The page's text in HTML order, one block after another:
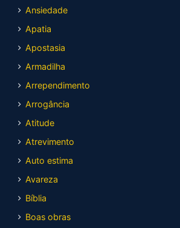
Ansiedade
Apatia
Apostasia
Armadilha
Arrependimento
Arrogância
Atitude
Atrevimento
Auto estima
Avareza
Bíblia
Boas obras